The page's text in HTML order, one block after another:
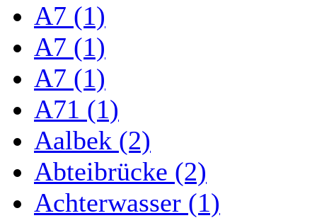
A7 (1)
A7 (1)
A7 (1)
A71 (1)
Aalbek (2)
Abteibrücke (2)
Achterwasser (1)